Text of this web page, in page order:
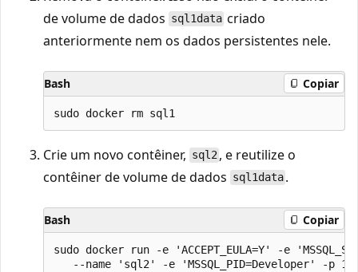
de volume de dados sql1data criado
anteriormente nem os dados persistentes nele.
Bash Copiar
Crie um novo contêiner, sql2 , e reutilize o
contêiner de volume de dados sql1data .
Bash Copiar
sudo docker run -e 'ACCEPT_EULA=Y' -e
--name 'sql2' -e 'MSSQL_PID=Developer' -p